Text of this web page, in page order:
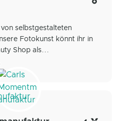
selbstgestalteten
Fotokunst könnt ihr in
Shop als...